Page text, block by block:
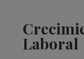
Laboral